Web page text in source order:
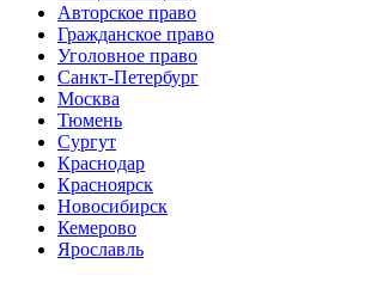
Авторское право
Гражданское право
Уголовное право
Санкт-Петербург
Москва
Тюмень
Сургут
Краснодар
Красноярск
Новосибирск
Кемерово
Ярославль